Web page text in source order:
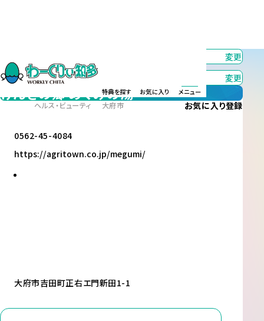
特典を探す お気に入り メニュー
変更
エリア すべて 変更
げんきの郷 めぐみの湯
ヘルス・ビューティ 大府市 お気に入り登録
0562-45-4084
https://agritown.co.jp/megumi/
大府市吉田町正右エ門新田1-1